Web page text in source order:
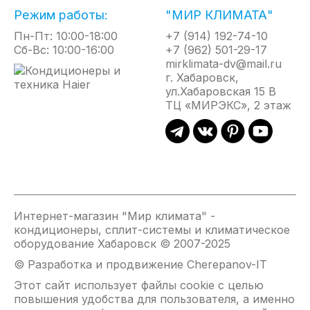
● Дренажный насос (опция)
● Низкий уровень шума благодаря специально разработанной форме вентилятора
● Возможность подключения детектора карты доступа (для гостиниц)
● Возможность подключения пожарной сигнализации (датчик дыма)
● Пульт ДУ в комплекте, проводной пульт (опция)
Режим работы:
Пн-Пт: 10:00-18:00
Сб-Вс: 10:00-16:00
"МИР КЛИМАТА"
+7 (914) 192-74-10
+7 (962) 501-29-17
mirklimata-dv@mail.ru
г. Хабаровск,
ул.Хабаровская 15 В
ТЦ «МИРЭКС», 2 этаж
Интернет-магазин "Мир климата" -
кондиционеры, сплит-системы и климатическое
оборудование Хабаровск © 2007-2025
© Разработка и продвижение Cherepanov-IT
Этот сайт использует файлы cookie с целью
повышения удобства для пользователя, а именно